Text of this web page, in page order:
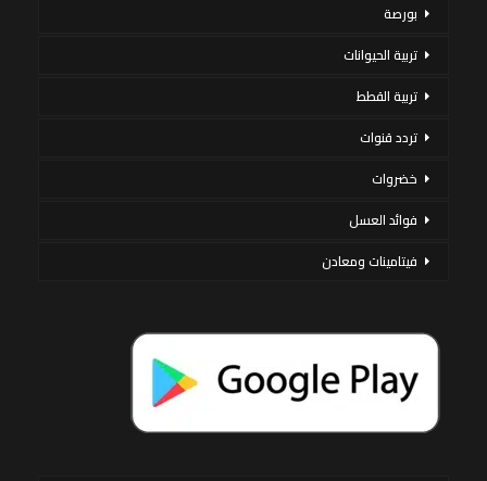
بورصة
تربية الحيوانات
تربية القطط
تردد قنوات
خضروات
فوائد العسل
فيتامينات ومعادن